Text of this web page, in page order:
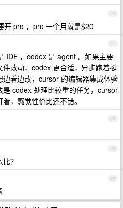
26
开 pro ，pro 一个月就是$20
27
IDE ，codex 是 agent 。如果主要
改动，codex 更合适，异步跑着挺
看边改，cursor 的编辑器集成体验
codex 处理比较重的任务，cursor
，感觉性价比还不错。
28
29
？
30